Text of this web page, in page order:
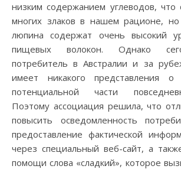
низким содержанием углеводов, что
многих злаков в нашем рационе,
люпина содержат очень высокий
пищевых волокон. Однако
потребитель в Австралии и за
имеет никакого представления
потенциальной части
Поэтому ассоциация решила, что
повысить осведомленность
предоставление фактической
через специальный веб-сайт, а
помощи слова «сладкий», которое